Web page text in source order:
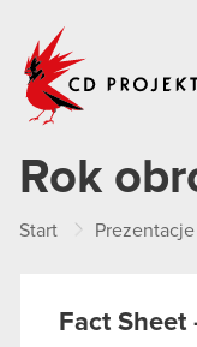
Rok
Start
Fact Sheet